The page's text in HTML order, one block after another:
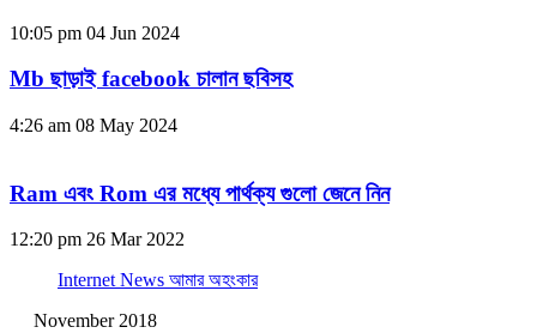
10:05 pm 04 Jun 2024
Mb ছাড়াই facebook চালান ছবিসহ
4:26 am 08 May 2024
Ram এবং Rom এর মধ্যে পার্থক্য গুলো জেনে নিন
12:20 pm 26 Mar 2022
Internet News আমার অহংকার
November 2018